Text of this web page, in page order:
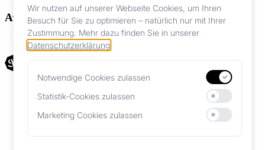
Awards
Finalist Vogelwarte Schweiz Fotowettbewerb 2025
Impressum
Wir nutzen auf unserer Webseite Cookies, um Ihren
Besuch für Sie zu optimieren – natürlich nur mit Ihrer
Zustimmung. Mehr dazu finden Sie in unserer
Datenschutzerklärung
Notwendige Cookies zulassen
Unverzichtbar für die Funktionalität der Website
Statistik-Cookies zulassen
Helfen uns, unsere Website zu verbessern
Marketing Cookies zulassen
Personalisierte Werbung